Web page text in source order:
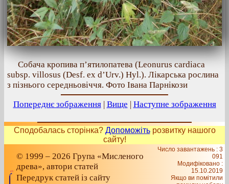
Собача кропива п’ятилопатева (Leonurus cardiaca
subsp. villosus (Desf. ex d’Urv.) Hyl.). Лікарська рослина
з пізнього середньовіччя. Фото Івана Парнікози
Попереднє зображення| Вище | Наступне зображення
Сподобалась сторінка? Допоможітьрозвитку нашого
сайту!
© 1999 – 2026 Група «Мисленого
древа», автори статей
Передрук статей із сайту
Число завантажень : 3
091
Модифіковано :
15.10.2019
Якщо ви помітили